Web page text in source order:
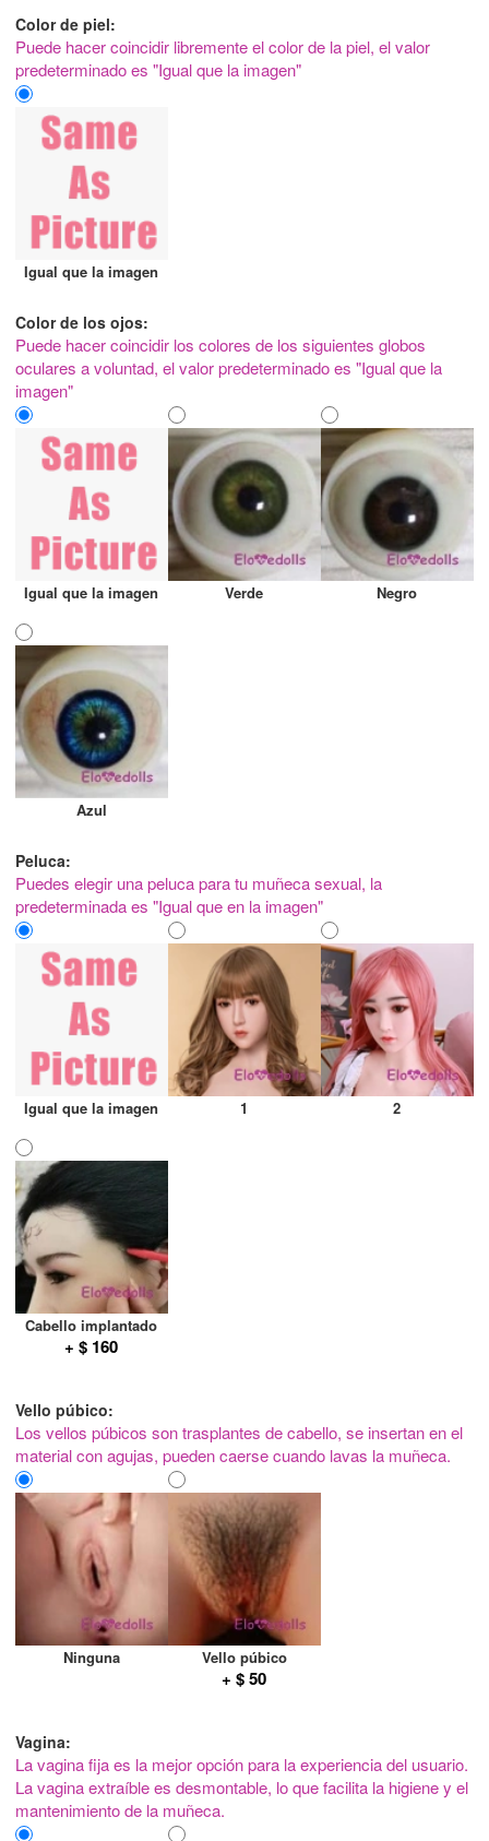
Color de piel:
Puede hacer coincidir libremente el color de la piel, el valor
predeterminado es "Igual que la imagen"
Igual que la imagen
Color de los ojos:
Puede hacer coincidir los colores de los siguientes globos
oculares a voluntad, el valor predeterminado es "Igual que la
imagen"
Igual que la imagen Verde Negro
Azul
Peluca:
Puedes elegir una peluca para tu muñeca sexual, la
predeterminada es "Igual que en la imagen"
Igual que la imagen 1 2
Cabello implantado
+ $ 160
Vello púbico:
Los vellos púbicos son trasplantes de cabello, se insertan en el
material con agujas, pueden caerse cuando lavas la muñeca.
Ninguna Vello púbico
+ $ 50
Vagina:
La vagina fija es la mejor opción para la experiencia del usuario.
La vagina extraíble es desmontable, lo que facilita la higiene y el
mantenimiento de la muñeca.